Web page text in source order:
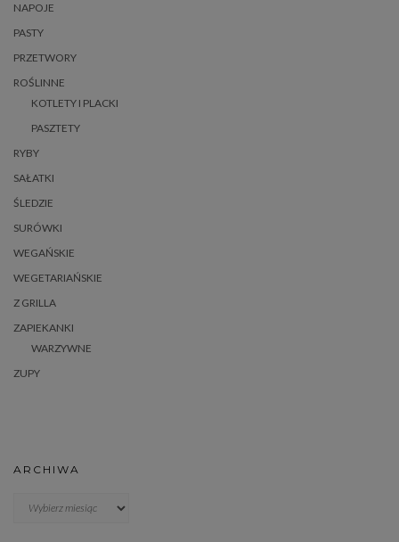
NAPOJE
PASTY
PRZETWORY
ROŚLINNE
KOTLETY I PLACKI
PASZTETY
RYBY
SAŁATKI
ŚLEDZIE
SURÓWKI
WEGAŃSKIE
WEGETARIAŃSKIE
Z GRILLA
ZAPIEKANKI
WARZYWNE
ZUPY
ARCHIWA